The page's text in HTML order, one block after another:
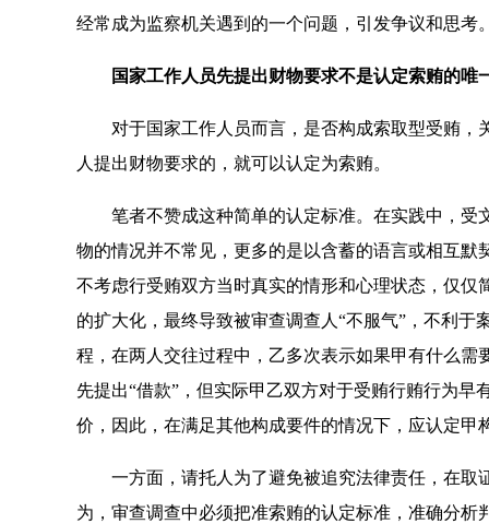
经常成为监察机关遇到的一个问题，引发争议和思考
国家工作人员先提出财物要求不是认定索贿的唯
对于国家工作人员而言，是否构成索取型受贿，
人提出财物要求的，就可以认定为索贿。
笔者不赞成这种简单的认定标准。在实践中，受
物的情况并不常见，更多的是以含蓄的语言或相互
不考虑行受贿双方当时真实的情形和心理状态，仅
的扩大化，最终导致被审查调查人“不服气”，不利
程，在两人交往过程中，乙多次表示如果甲有什么
先提出“借款”，但实际甲乙双方对于受贿行贿行为
价，因此，在满足其他构成要件的情况下，应认定甲
一方面，请托人为了避免被追究法律责任，在取
为，审查调查中必须把准索贿的认定标准，准确分